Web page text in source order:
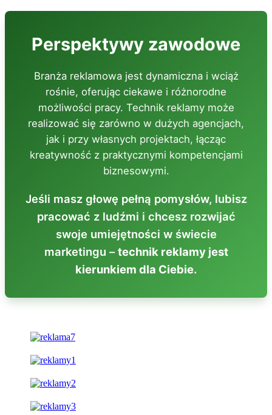
Perspektywy zawodowe
Branża reklamowa jest dynamiczna i wciąż
rośnie, oferując ciekawe i różnorodne
możliwości pracy. Technik reklamy może
realizować się zarówno w dużych agencjach,
jak i przy własnych projektach, łącząc
kreatywność z praktycznymi kompetencjami
biznesowymi.
Jeśli masz głowę pełną pomysłów, lubisz
pracować z ludźmi i chcesz rozwijać
swoje umiejętności w świecie
marketingu –technik reklamy jest
kierunkiem dla Ciebie.